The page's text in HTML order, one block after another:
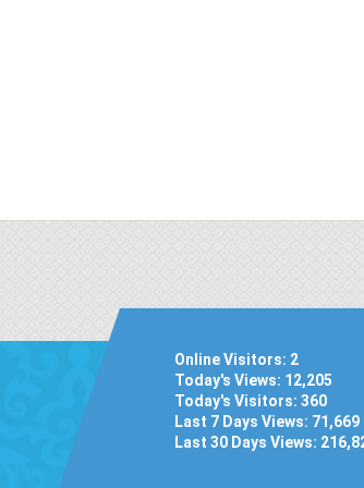
Online Visitors: 2
Today's Views: 12,205
Today's Visitors: 360
Last 7 Days Views: 71,669
Last 30 Days Views: